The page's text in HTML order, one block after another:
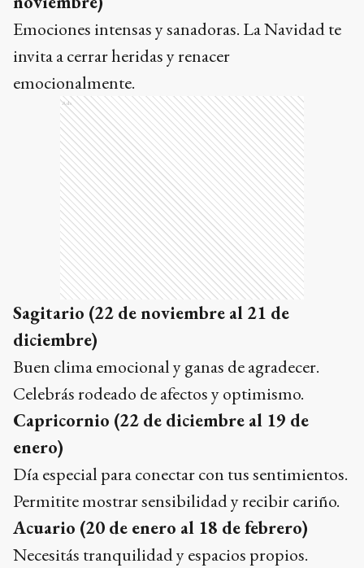
Emociones intensas y sanadoras. La Navidad te
invita a cerrar heridas y renacer
emocionalmente.
Ads
Sagitario (22 de noviembre al 21 de
diciembre)
Buen clima emocional y ganas de agradecer.
Celebrás rodeado de afectos y optimismo.
Capricornio (22 de diciembre al 19 de
enero)
Día especial para conectar con tus sentimientos.
Permitite mostrar sensibilidad y recibir cariño.
Acuario (20 de enero al 18 de febrero)
Necesitás tranquilidad y espacios propios.